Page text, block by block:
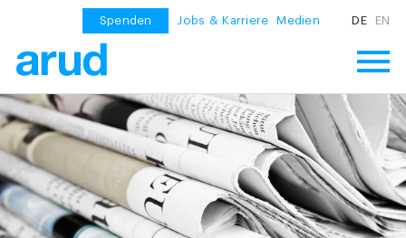
Spenden Jobs & Karriere Medien DE EN